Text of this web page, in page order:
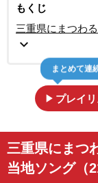
もくじ
三重県にまつわ
expand_more
play_arrow プレイ
まとめて連
三重県にまつ
当地ソング（